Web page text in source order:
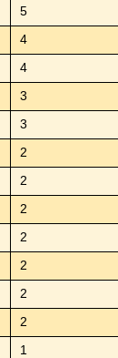
5
4
4
3
3
2
2
2
2
2
2
2
1